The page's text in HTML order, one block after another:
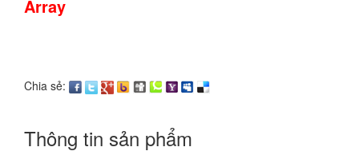
Array
Chia sẻ:
Thông tin sản phẩm